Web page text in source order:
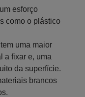
esforço
como o plástico
tem uma maior
a fixar e, uma
da superfície.
brancos